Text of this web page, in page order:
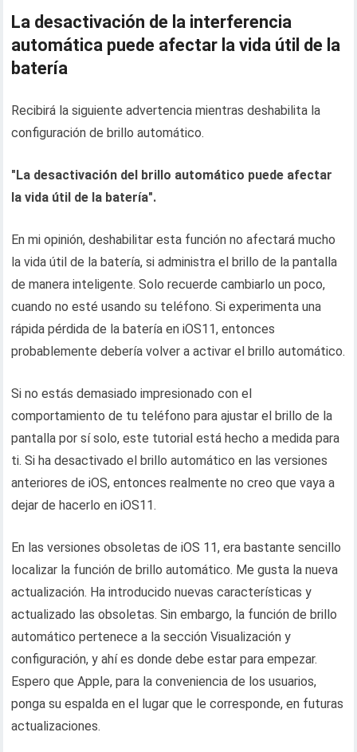
La desactivación de la interferencia
automática puede afectar la vida útil de la
batería
Recibirá la siguiente advertencia mientras deshabilita la
configuración de brillo automático.
"La desactivación del brillo automático puede afectar
la vida útil de la batería".
En mi opinión, deshabilitar esta función no afectará mucho
la vida útil de la batería, si administra el brillo de la pantalla
de manera inteligente. Solo recuerde cambiarlo un poco,
cuando no esté usando su teléfono. Si experimenta una
rápida pérdida de la batería en iOS11, entonces
probablemente debería volver a activar el brillo automático.
Si no estás demasiado impresionado con el
comportamiento de tu teléfono para ajustar el brillo de la
pantalla por sí solo, este tutorial está hecho a medida para
ti. Si ha desactivado el brillo automático en las versiones
anteriores de iOS, entonces realmente no creo que vaya a
dejar de hacerlo en iOS11.
En las versiones obsoletas de iOS 11, era bastante sencillo
localizar la función de brillo automático. Me gusta la nueva
actualización. Ha introducido nuevas características y
actualizado las obsoletas. Sin embargo, la función de brillo
automático pertenece a la sección Visualización y
configuración, y ahí es donde debe estar para empezar.
Espero que Apple, para la conveniencia de los usuarios,
ponga su espalda en el lugar que le corresponde, en futuras
actualizaciones.